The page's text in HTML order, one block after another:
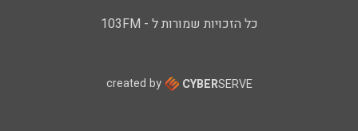
כל הזכויות שמורות ל - 103FM
created by CYBERSERVE